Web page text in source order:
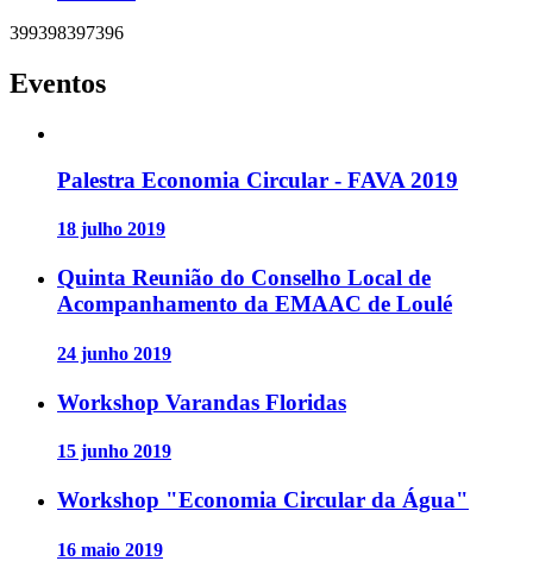
399398397396
Eventos
Palestra Economia Circular - FAVA 2019
18 julho 2019
Quinta Reunião do Conselho Local de
Acompanhamento da EMAAC de Loulé
24 junho 2019
Workshop Varandas Floridas
15 junho 2019
Workshop "Economia Circular da Água"
16 maio 2019